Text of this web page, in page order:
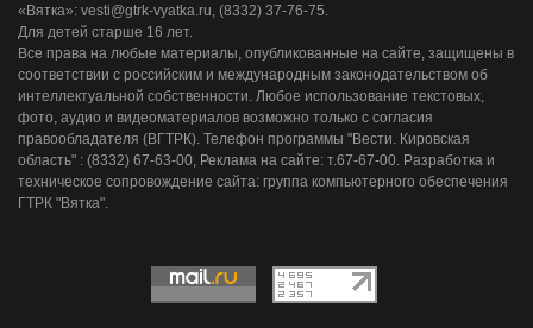
«Вятка»: vesti@gtrk-vyatka.ru, (8332) 37-76-75.
Для детей старше 16 лет.
Все права на любые материалы, опубликованные на сайте, защищены в
соответствии с российским и международным законодательством об
интеллектуальной собственности. Любое использование текстовых,
фото, аудио и видеоматериалов возможно только с согласия
правообладателя (ВГТРК). Телефон программы "Вести. Кировская
область" : (8332) 67-63-00, Реклама на сайте: т.67-67-00. Разработка и
техническое сопровождение сайта: группа компьютерного обеспечения
ГТРК "Вятка".